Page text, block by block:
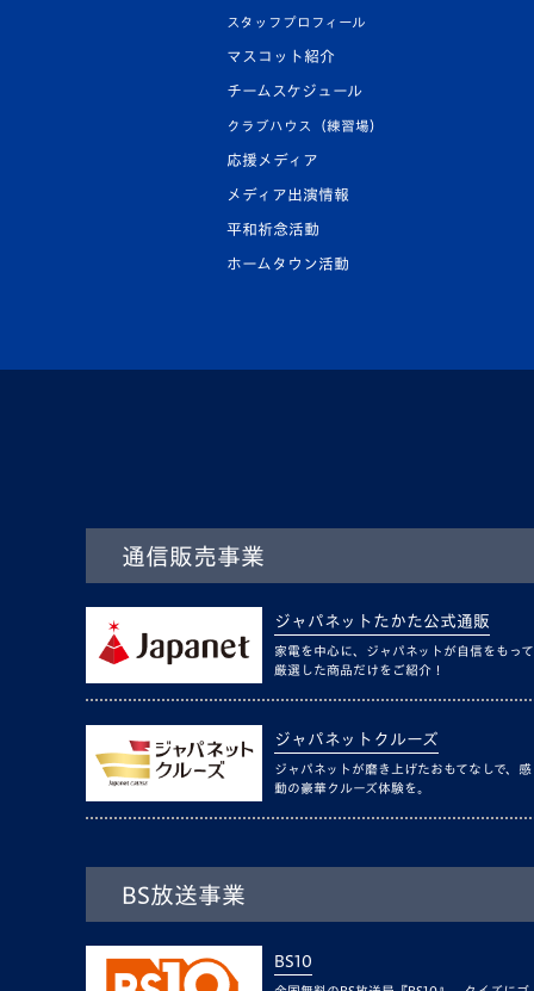
スタッフプロフィール
マスコット紹介
チームスケジュール
クラブハウス（練習場）
応援メディア
メディア出演情報
平和祈念活動
ホームタウン活動
通信販売事業
ジャパネットたかた公式通販
家電を中心に、ジャパネットが自信をもって
厳選した商品だけをご紹介！
ジャパネットクルーズ
ジャパネットが磨き上げたおもてなしで、感
動の豪華クルーズ体験を。
BS放送事業
BS10